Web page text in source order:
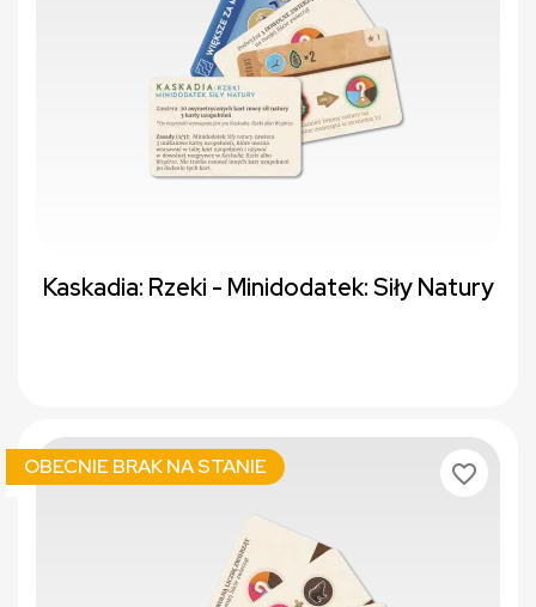
Kaskadia: Rzeki - Minidodatek: Siły Natury
OBECNIE BRAK NA STANIE favorite_border